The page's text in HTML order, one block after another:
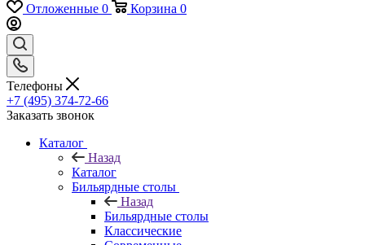
Отложенные 0 Корзина 0
Телефоны
+7 (495) 374-72-66
Заказать звонок
Каталог
Назад
Каталог
Бильярдные столы
Назад
Бильярдные столы
Классические